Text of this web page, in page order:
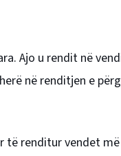
Ajo u rendit në
në renditjen e
renditur vendet